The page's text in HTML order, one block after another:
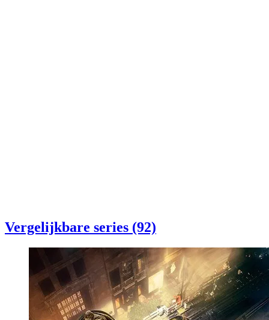
Vergelijkbare series (92)